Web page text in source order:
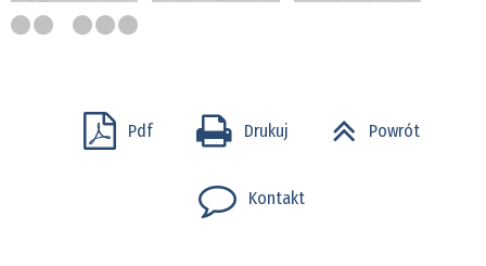
Pdf Drukuj Powrót
Kontakt